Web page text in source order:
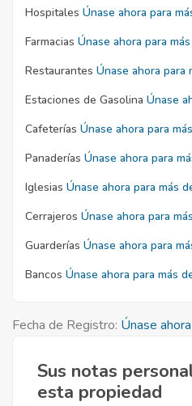
Hospitales Únase ahora para
Farmacias Únase ahora para
Restaurantes Únase ahora para
Estaciones de Gasolina Únase
Cafeterías Únase ahora para
Panaderías Únase ahora para
Iglesias Únase ahora para más
Cerrajeros Únase ahora para
Guarderías Únase ahora para
Bancos Únase ahora para más
Fecha de Registro: Únase
Sus notas
esta propiedad